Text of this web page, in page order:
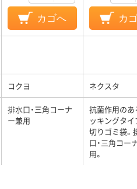
カゴへ カ
コクヨ ネクスタ
排水口・三角コーナ
ー兼用
抗菌作用のあ
ッキングタ
切りゴミ袋。
口・三角コー
用。